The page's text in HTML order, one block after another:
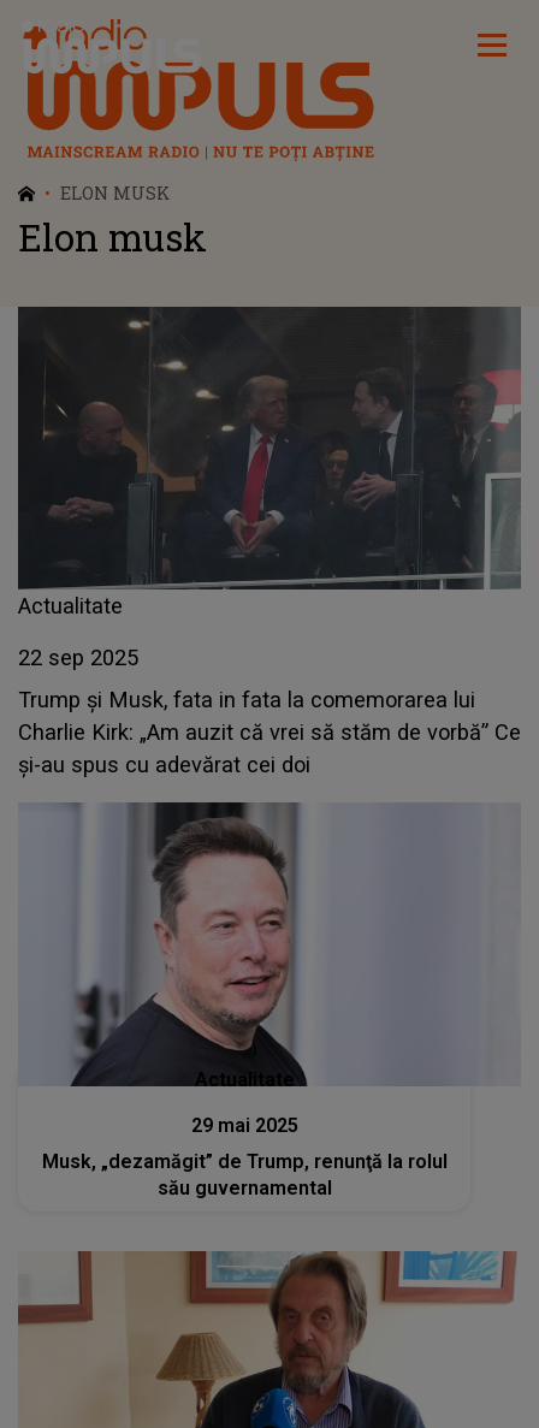
Radio Impuls
ELON MUSK
Elon musk
Actualitate
22 sep 2025
Trump și Musk, fata in fata la comemorarea lui
Charlie Kirk: „Am auzit că vrei să stăm de vorbă” Ce
și-au spus cu adevărat cei doi
Actualitate
29 mai 2025
Musk, „dezamăgit” de Trump, renunţă la rolul
său guvernamental